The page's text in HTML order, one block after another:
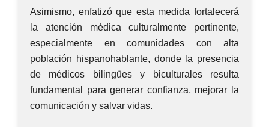
Asimismo, enfatizó que esta medida fortalecerá
la atención médica culturalmente pertinente,
especialmente en comunidades con alta
población hispanohablante, donde la presencia
de médicos bilingües y biculturales resulta
fundamental para generar confianza, mejorar la
comunicación y salvar vidas.